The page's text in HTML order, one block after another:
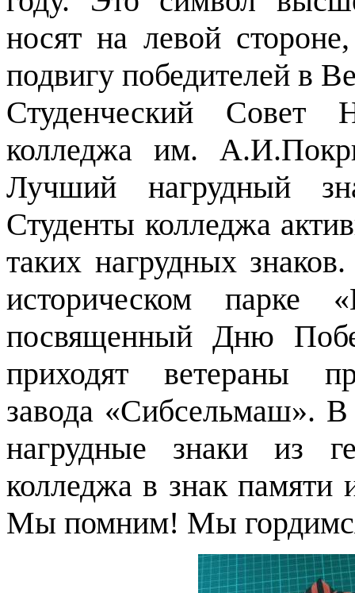
носят на левой
подвигу победителей в
Студенческий Совет
колледжа им.
Лучший нагрудный
Студенты колледжа
таких нагрудных
историческом парке
посвященный Дню
приходят ветераны
завода «Сибсельмаш». В
нагрудные знаки из
колледжа в знак памяти
Мы помним! Мы